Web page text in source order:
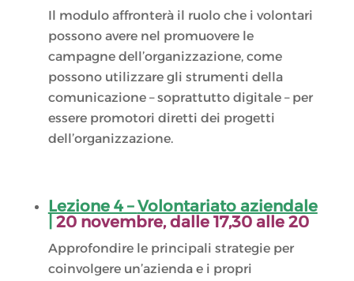
Il modulo affronterà il ruolo che i volontari
possono avere nel promuovere le
campagne dell’organizzazione, come
possono utilizzare gli strumenti della
comunicazione – soprattutto digitale – per
essere promotori diretti dei progetti
dell’organizzazione.
Lezione 4 –Volontariato aziendale
20novembre, dalle 17,30 alle 20
Approfondire le principali strategie per
coinvolgere un’azienda e i propri